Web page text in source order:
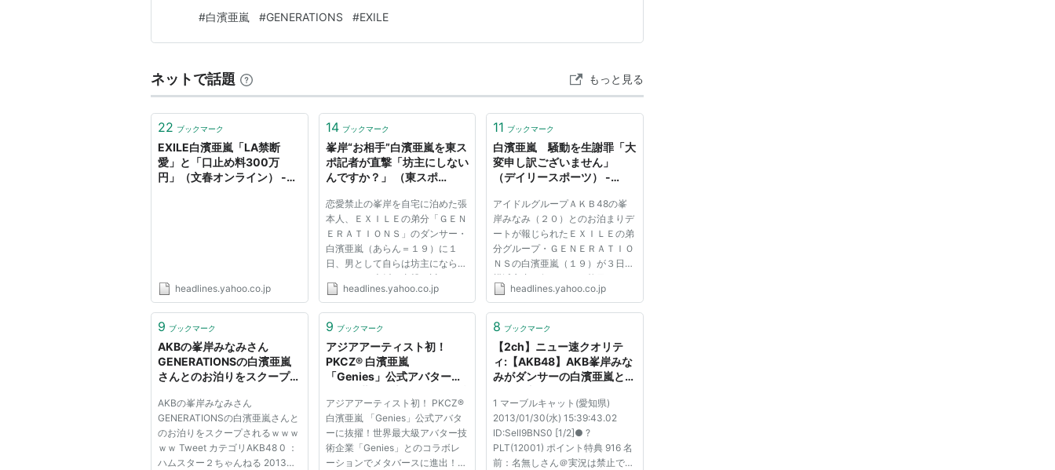
だけでなく、幅広い層から支持されていますね。今回は白濱亜嵐さんの愛用ファッショ
ンアイテムをご紹介します。 トップ…
#白濱亜嵐 #GENERATIONS #EXILE
ネットで話題 もっと見る
22 ブックマーク
EXILE白濱亜嵐「LA禁断
愛」と「口止め料300万
円」（文春オンライン） -
headlines.yahoo.co.jp
14 ブックマーク
峯岸“お相手”白濱亜嵐を東ス
ポ記者が直撃「坊主にしない
んですか？」 （東スポ
恋愛禁止の峯岸を自宅に泊めた張
本人、ＥＸＩＬＥの弟分「ＧＥＮ
ＥＲＡＴＩＯＮＳ」のダンサー・
白濱亜嵐（あらん＝１９）に１
日、男として自らは坊主にならな
いのか？と本紙は直撃を試みた。
白濱はこの日、大阪でシングル第
握手会に参加。冒頭のトークタイ
headlines.yahoo.co.jp
11 ブックマーク
白濱亜嵐 騒動を生謝罪「大
変申し訳ございません」
（デイリースポーツ） -
アイドルグループＡＫＢ48の峯
岸みなみ（２０）とのお泊まりデ
ートが報じられたＥＸＩＬＥの弟
分グループ・ＧＥＮＥＲＡＴＩＯ
ＮＳの白濱亜嵐（１９）が３日、
横浜市内で行われた２枚目のシン
グル「ＡＮＩＭＡＬ」の発売記念
した。 【写真】白濱とお泊り報
ｕ...
headlines.yahoo.co.jp
9 ブックマーク
AKBの峯岸みなみさん
GENERATIONSの白濱亜嵐
さんとのお泊りをスクープさ
速報
AKBの峯岸みなみさん
GENERATIONSの白濱亜嵐さんと
のお泊りをスクープされるｗｗｗ
ｗｗ Tweet カテゴリAKB48 0 ：
ハムスター２ちゃんねる 2013年1
9 ブックマーク
アジアアーティスト初！
PKCZ® 白濱亜嵐
「Genies」公式アバターに
術企業「Genies」とのコラ
ボレーションでメタバースに
進出！
アジアアーティスト初！ PKCZ®
白濱亜嵐 「Genies」公式アバタ
ーに抜擢！世界最大級アバター技
術企業「Genies」とのコラボレ
ーションでメタバースに進出！
8 ブックマーク
【2ch】ニュー速クオリテ
ィ:【AKB48】AKB峯岸みな
みがダンサーの白濱亜嵐とお
1 マーブルキャット(愛知県)
2013/01/30(水) 15:39:43.02
ID:Sell9BNS0 [1/2]● ?
PLT(12001) ポイント特典 916 名
前：名無しさん＠実況は禁止です